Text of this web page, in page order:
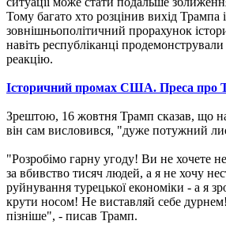
Тому багато хто розцінив вихід Трампа
зовнішньополітичний прорахунок
навіть республіканці
реакцію.
Історичний промах США. Преса про
Зрештою, 16 жовтня Трамп сказав, що
він сам висловився, "дуже потужний
"Розробімо гарну угоду! Ви не хочете
за вбивство тисяч людей, а я не хочу
руйнування турецької економіки - а я
крути носом! Не виставляй себе
пізніше", - писав Трамп.